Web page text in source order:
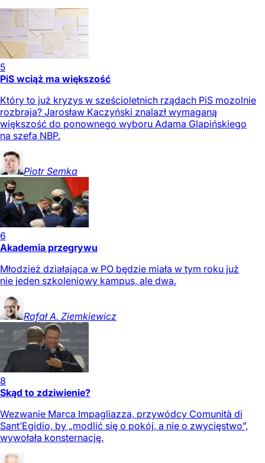
5
PiS wciąż ma większość
Który to już kryzys w sześcioletnich rządach PiS mozolnie
rozbraja? Jarosław Kaczyński znalazł wymaganą
większość do ponownego wyboru Adama Glapińskiego
na szefa NBP.
Piotr Semka
6
Akademia przegrywu
Młodzież działająca w PO będzie miała w tym roku już
nie jeden szkoleniowy kampus, ale dwa.
Rafał A. Ziemkiewicz
8
Skąd to zdziwienie?
Wezwanie Marca Impagliazza, przywódcy Comunità di
Sant’Egidio, by „modlić się o pokój, a nie o zwycięstwo”,
wywołała konsternację.